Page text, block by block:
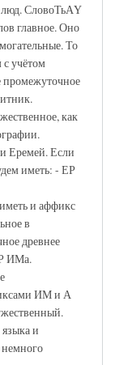
люд. СловоТьАҮ
главное. Оно
То
учётом
промежуточное
как
Еремей. Если
иметь: - ЕР
и аффикс
в
древнее
ИМа.
ИМ и А
и
немного